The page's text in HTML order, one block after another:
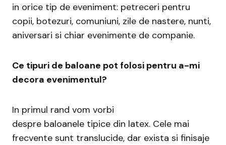
in orice tip de eveniment: petreceri pentru
copii, botezuri, comuniuni, zile de nastere, nunti,
aniversari si chiar evenimente de companie.
Ce tipuri de baloane pot folosi pentru a-mi
decora evenimentul?
In primul rand vom vorbi
despre baloanele tipice din latex. Cele mai
frecvente sunt translucide, dar exista si finisaje